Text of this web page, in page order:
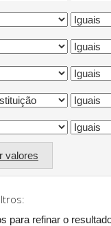
valores
para refinar o